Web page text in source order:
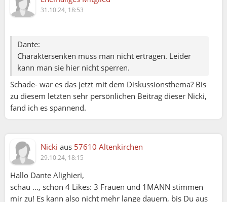
31.10.24, 18:53
Dante:
Charaktersenken muss man nicht ertragen. Leider
kann man sie hier nicht sperren.
Schade- war es das jetzt mit dem Diskussionsthema? Bis
zu diesem letzten sehr persönlichen Beitrag dieser Nicki,
fand ich es spannend.
Nicki aus 57610 Altenkirchen
29.10.24, 18:15
Hallo Dante Alighieri,
schau ..., schon 4 Likes: 3 Frauen und 1MANN stimmen
mir zu! Es kann also nicht mehr lange dauern, bis Du aus